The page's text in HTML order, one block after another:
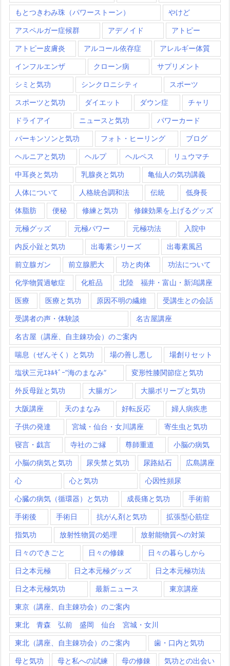
もとつきわみ珠（パワーストーン） やけど
アスペルガー症候群 アデノイド アトピー
アトピー皮膚炎 アルコール依存症 アレルギー体質
インフルエンザ クローン病 サプリメント
シミと気功 シンクロニシティ スポーツ
スポーツと気功 ダイエット ダウン症 チャリ
ドライアイ ニュースと気功 パワーカード
パーキンソンと気功 フォト・ヒーリング ブログ
ヘルニアと気功 ヘルプ ヘルペス リュウマチ
中耳炎と気功 乳腺炎と気功 亀仙人の気功講義
人体について 人格統合調和法 伝統 低身長
体脂肪 便秘 修練と気功 修錬効果を上げるグッズ
元極グッズ 元極パワー 元極功法 入院中
内反小趾と気功 出毒素シリーズ 出毒素風呂
前立腺ガン 前立腺肥大 功と肉体 功法について
化学物質過敏症 化粧品 北陸 福井・富山・新潟講座
医療 医療と気功 原因不明の繊維 受講生との会話
受講者の声・体験談 名古屋講座
名古屋（講座、自主錬功会）のご案内
喘息（ぜんそく）と気功 場の善し悪し 場創りセット
塩状三元ｴﾈﾙｷﾞｰ”海のまなみ” 変形性膝関節症と気功
外反母趾と気功 大腸ガン 大腸ポリープと気功
大阪講座 天のまなみ 好転反応 婦人病疾患
子供の発達 宮城・仙台・女川講座 寄生虫と気功
寝言・戯言 寺社のご縁 尊師重道 小脳の病気
小脳の病気と気功 尿失禁と気功 尿路結石 広島講座
心 心と気功 心因性頻尿
心臓の病気（循環器）と気功 成長痛と気功 手術前
手術後 手術日 抗がん剤と気功 拡張型心筋症
指気功 放射性物質の処理 放射能物質への対策
日々のできごと 日々の修錬 日々の暮らしから
日之本元極 日之本元極グッズ 日之本元極功法
日之本元極気功 最新ニュース 東京講座
東京（講座、自主錬功会）のご案内
東北 青森 弘前 盛岡 仙台 宮城・女川
東北（講座、自主錬功会）のご案内 歯・口内と気功
母と気功 母と私への試練 母の修錬 気功との出会い